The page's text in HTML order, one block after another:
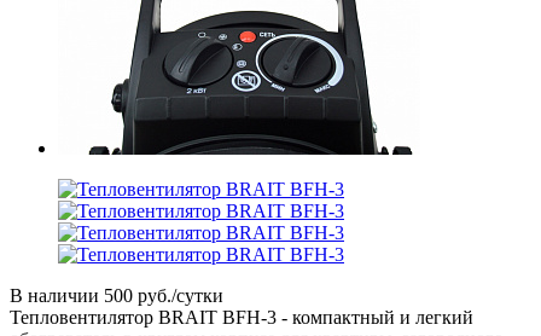
В наличии 500 руб./сутки
Тепловентилятор BRAIT BFH-3 - компактный и легкий